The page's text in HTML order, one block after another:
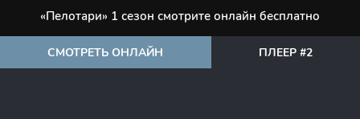
«Пелотари» 1 сезон смотрите онлайн бесплатно
СМОТРЕТЬ ОНЛАЙН ПЛЕЕР #2